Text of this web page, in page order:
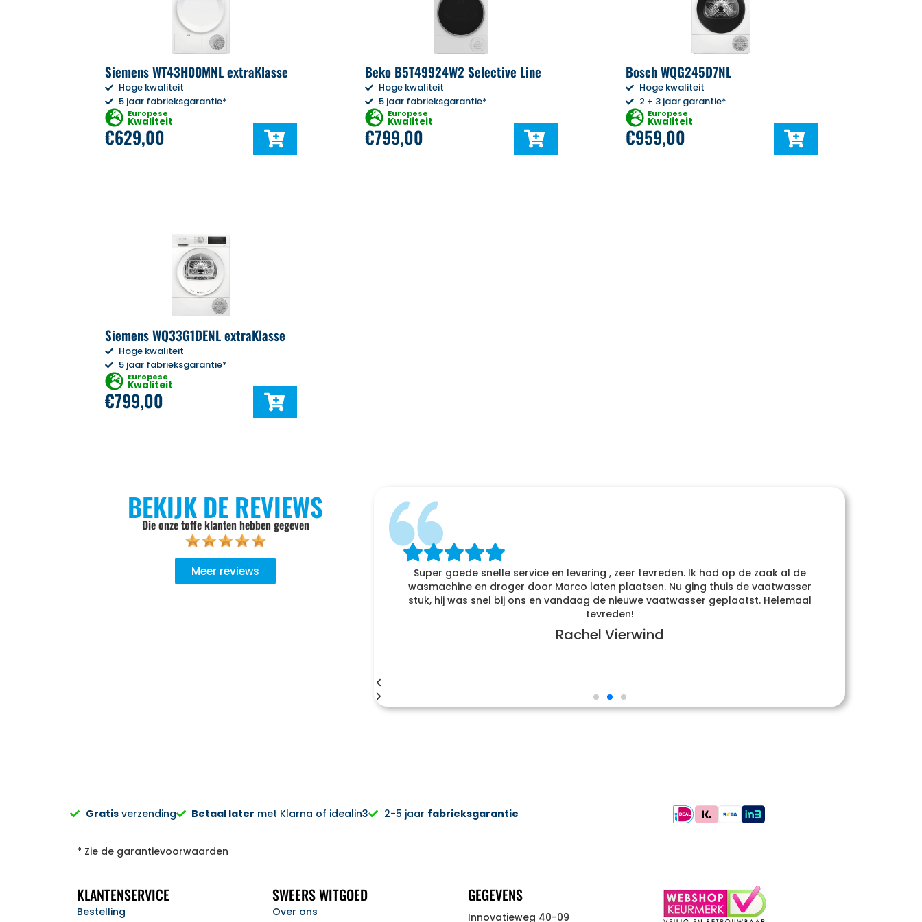
Siemens WT43H00MNL extraKlasse
Hoge kwaliteit
5 jaar fabrieksgarantie*
Europese
Kwaliteit
€629,00
Beko B5T49924W2 Selective Line
Hoge kwaliteit
5 jaar fabrieksgarantie*
Europese
Kwaliteit
€799,00
Bosch WQG245D7NL
Hoge kwaliteit
2 + 3 jaar garantie*
Europese
Kwaliteit
€959,00
Siemens WQ33G1DENL extraKlasse
Hoge kwaliteit
5 jaar fabrieksgarantie*
Europese
Kwaliteit
€799,00
BEKIJK DE REVIEWS
Die onze toffe klanten hebben gegeven
Meer reviews
geadviseerd, niet opdringerig, de keuze wordt aan je zelf
wordt goed werk geleverd, het oude product wordt meegenomen
Super goede snelle service en levering , zeer tevreden. Ik had op de zaak al de
wasmachine en droger door Marco laten plaatsen. Nu ging thuis de vaatwasser
stuk, hij was snel bij ons en vandaag de nieuwe vaatwasser geplaatst. Helemaal
tevreden!
Rachel Vierwind
Gratisverzending Betaal later met Klarna of idealin3 2-5 jaar fabrieksgarantie
* Zie de garantievoorwaarden
KLANTENSERVICE
Bestelling
SWEERS WITGOED
Over ons
GEGEVENS
Innovatieweg 40-09